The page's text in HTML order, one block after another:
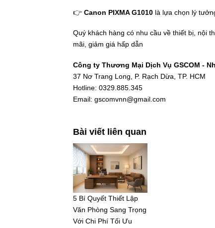
👉 Canon PIXMA G1010 là lựa chọn lý
Quý khách hàng có nhu cầu về thiết bị, nội
mãi, giảm giá hấp dẫn
Công ty Thương Mại Dịch Vụ GSCOM -
37 Nơ Trang Long, P. Rạch Dừa, TP. HCM
Hotline: 0329.885.345
Email: gscomvnn@gmail.com
Bài viết liên quan
5 Bí Quyết Thiết Lập
Văn Phòng Sang Trọng
Với Chi Phí Tối Ưu